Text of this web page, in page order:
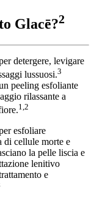
Glacē?2
detergere, levigare
lussuosi.3
peeling esfoliante
rilassante a
1,2
esfoliare
di cellule morte e
la pelle liscia e
lenitivo
e